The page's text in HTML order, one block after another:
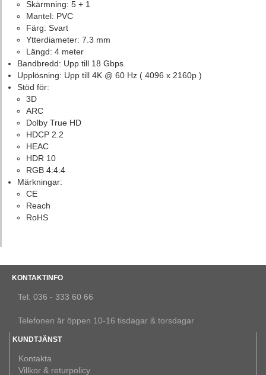
Skärmning: 5 + 1
Mantel: PVC
Färg: Svart
Ytterdiameter: 7.3 mm
Längd: 4 meter
Bandbredd: Upp till 18 Gbps
Upplösning: Upp till 4K @ 60 Hz ( 4096 x 2160p )
Stöd för:
3D
ARC
Dolby True HD
HDCP 2.2
HEAC
HDR 10
RGB 4:4:4
Märkningar:
CE
Reach
RoHS
KONTAKTINFO
Tel: 036 - 333 60 66
Telefonen är öppen 10-16 tisdagar & torsdagar
KUNDTJÄNST
Kontakta
Villkor & returpolicy